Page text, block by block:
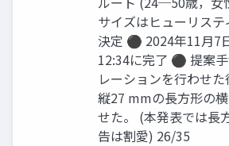
サイズはヒューリス
決定 ⚫ 2024年11月7
12:34に完了 ⚫ 提案
レーションを行わせ
縦27 mmの長方形の
せた。 (本発表では長
告は割愛) 26/35